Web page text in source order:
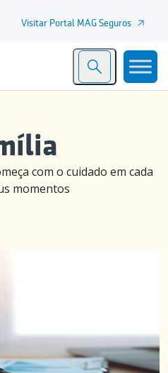
Visitar Portal MAG Seguros
com o cuidado em cada
momentos